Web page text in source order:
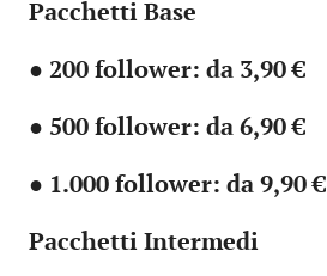
Pacchetti Base
● 200 follower: da 3,90 €
● 500 follower: da 6,90 €
● 1.000 follower: da 9,90 €
Pacchetti Intermedi